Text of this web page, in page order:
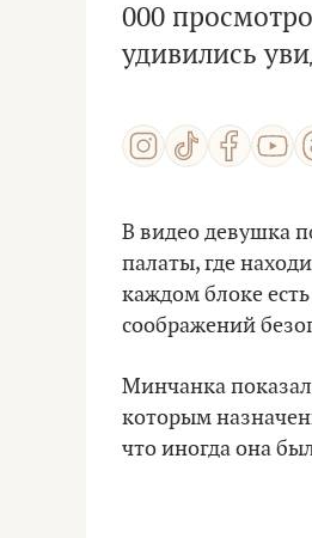
000
удивились
В видео девушка
палаты, где
каждом блоке
соображений
Минчанка
которым
что иногда она